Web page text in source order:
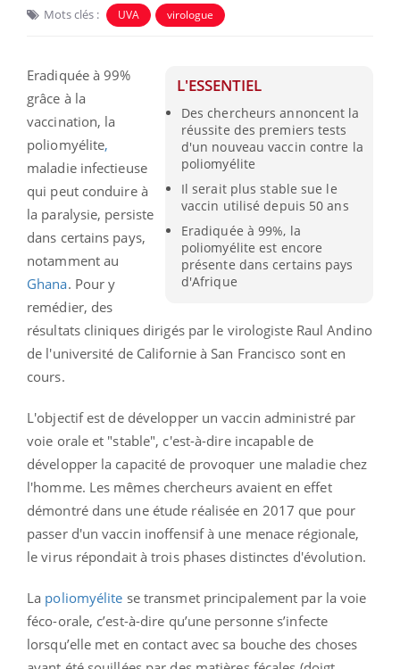
Mots clés : UVA virologue
L'ESSENTIEL
Des chercheurs annoncent la
réussite des premiers tests
d'un nouveau vaccin contre la
poliomyélite
Il serait plus stable sue le
vaccin utilisé depuis 50 ans
Eradiquée à 99%, la
poliomyélite est encore
présente dans certains pays
d'Afrique
Eradiquée à 99%
grâce à la
vaccination, la
poliomyélite,
maladie infectieuse
qui peut conduire à
la paralysie, persiste
dans certains pays,
notamment au
Ghana. Pour y
remédier, des
résultats cliniques dirigés par le virologiste Raul Andino
de l'université de Californie à San Francisco sont en
cours.
L'objectif est de développer un vaccin administré par
voie orale et "stable", c'est-à-dire incapable de
développer la capacité de provoquer une maladie chez
l'homme. Les mêmes chercheurs avaient en effet
démontré dans une étude réalisée en 2017 que pour
passer d'un vaccin inoffensif à une menace régionale,
le virus répondait à trois phases distinctes d'évolution.
La poliomyélite se transmetprincipalement par la voie
féco-orale, c’est-à-dire qu’une personne s’infecte
lorsqu’elle met en contact avec sa bouche des choses